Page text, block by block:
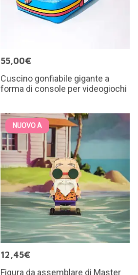
55,00€
Cuscino gonfiabile gigante a
forma di console per videogiochi
NUOVO A
12,45€
Figura da assemblare di Master